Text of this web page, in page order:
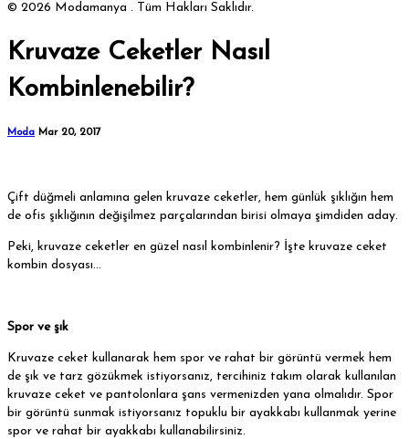
© 2026 Modamanya . Tüm Hakları Saklıdır.
Kruvaze Ceketler Nasıl
Kombinlenebilir?
Moda Mar 20, 2017
Çift düğmeli anlamına gelen kruvaze ceketler, hem günlük şıklığın hem
de ofis şıklığının değişilmez parçalarından birisi olmaya şimdiden aday.
Peki, kruvaze ceketler en güzel nasıl kombinlenir? İşte kruvaze ceket
kombin dosyası…
Spor ve şık
Kruvaze ceket kullanarak hem spor ve rahat bir görüntü vermek hem
de şık ve tarz gözükmek istiyorsanız, tercihiniz takım olarak kullanılan
kruvaze ceket ve pantolonlara şans vermenizden yana olmalıdır. Spor
bir görüntü sunmak istiyorsanız topuklu bir ayakkabı kullanmak yerine
spor ve rahat bir ayakkabı kullanabilirsiniz.